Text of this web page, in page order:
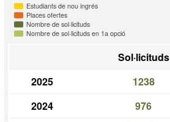
Estudiants de nou ingrés
Places ofertes
Nombre de sol·licituds
Nombre de sol·licituds en 1a opció
Sol·licituds
2025
1238
2024
976